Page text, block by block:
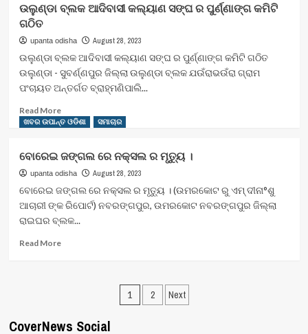
ଆଣିବା
ରାଷ୍ଟ୍ରପତିଙ୍କ
ସ୍ମାରକପତ୍ର
ସଂସ୍କୃତ
ସମାରୋହ
କାର୍ଯ୍ୟକ୍ରମ
ଅନୁଷ୍ଠିତ
ଉଲୁଣ୍ଡା ବ୍ଲକ ଆଦିବାସୀ କଲ୍ୟାଣ ସଙ୍ଘ ର ପୁର୍ଣ୍ଣାଙ୍ଗ କମିଟି
ଗଠିତ
upanta odisha August 28, 2023
ଉଲୁଣ୍ଡା ବ୍ଲକ ଆଦିବାସୀ କଲ୍ୟାଣ ସଙ୍ଘ ର ପୁର୍ଣ୍ଣାଙ୍ଗ କମିଟି ଗଠିତ
ଉଲୁଣ୍ଡା - ସୁବର୍ଣ୍ଣପୁର ଜିଲ୍ଲା ଉଲୁଣ୍ଡା ବ୍ଲକ ଯଉଁରାଭଉଁରା ଗ୍ରାମ
ପଂଚାୟତ ଅନ୍ତର୍ଗତ ବ୍ରାହ୍ମଣିପାଲି...
Read MoreRead
more
ବ୍ଲକ
ଆଦିବାସୀ
କଲ୍ୟାଣ
ସଙ୍ଘ
ପୁର୍ଣ୍ଣାଙ୍ଗ
ଖବର ଉପାନ୍ତ ଓଡିଶା ସମାଚାର
ବୋରେଇ ଜଙ୍ଗଲ ରେ ନକ୍ସଲ ର ମୃତ୍ୟୁ ।
upanta odisha August 28, 2023
ବୋରେଇ ଜଙ୍ଗଲ ରେ ନକ୍ସଲ ର ମୃତ୍ୟୁ । (ଉମରକୋଟ ରୁ ଏମ୍ ଦୀନା°ଶୁ
ଆଚାରୀ ଙ୍କ ରିପୋର୍ଟ) ନବରଙ୍ଗପୁର, ଉମରକୋଟ ନବରଙ୍ଗପୁର ଜିଲ୍ଲା
ରାଇଘର ବ୍ଲକ...
Read MoreRead
ନକ୍ସଲ
Posts
1 2 Next
CoverNews Social